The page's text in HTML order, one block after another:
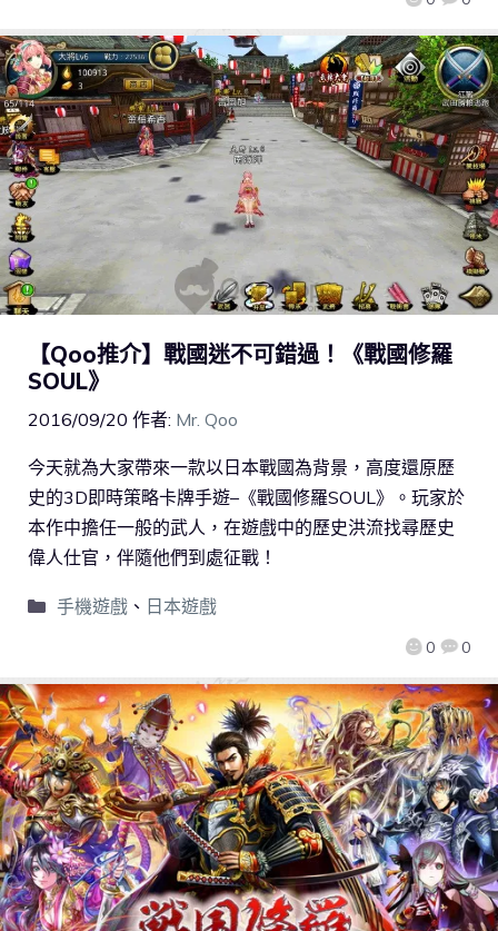
【Qoo推介】戰國迷不可錯過！《戰國修羅
SOUL》
2016/09/20 作者: Mr. Qoo
0 0
今天就為大家帶來一款以日本戰國為背景，高度還原歷
史的3D即時策略卡牌手遊–《戰國修羅SOUL》。玩家於
本作中擔任一般的武人，在遊戲中的歷史洪流找尋歷史
偉人仕官，伴隨他們到處征戰！
手機遊戲、 日本遊戲